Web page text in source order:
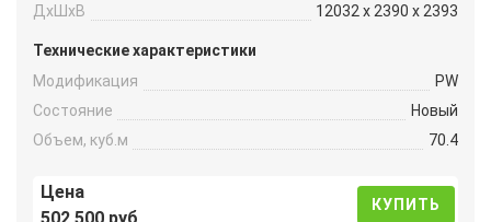
ДxШxВ
12032 x 2390 x 2393
Технические характеристики
Модификация
PW
Состояние
Новый
Объем, куб.м
70.4
Цена
КУПИТЬ